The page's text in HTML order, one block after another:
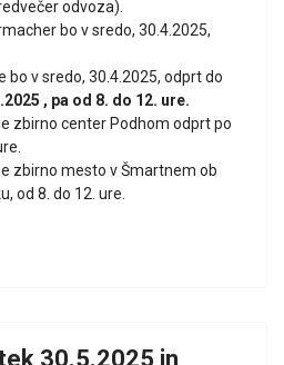
odvoza).
bo v sredo, 30.4.2025,
bo v sredo, 30.4.2025, odprt do
, pa od 8. do 12. ure.
zbirno center Podhom odprt po
zbirno mesto v Šmartnem ob
od 8. do 12. ure.
30.5.2025 in